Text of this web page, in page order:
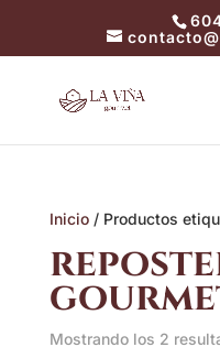
Inicio/ Productos
Mostrando los 2